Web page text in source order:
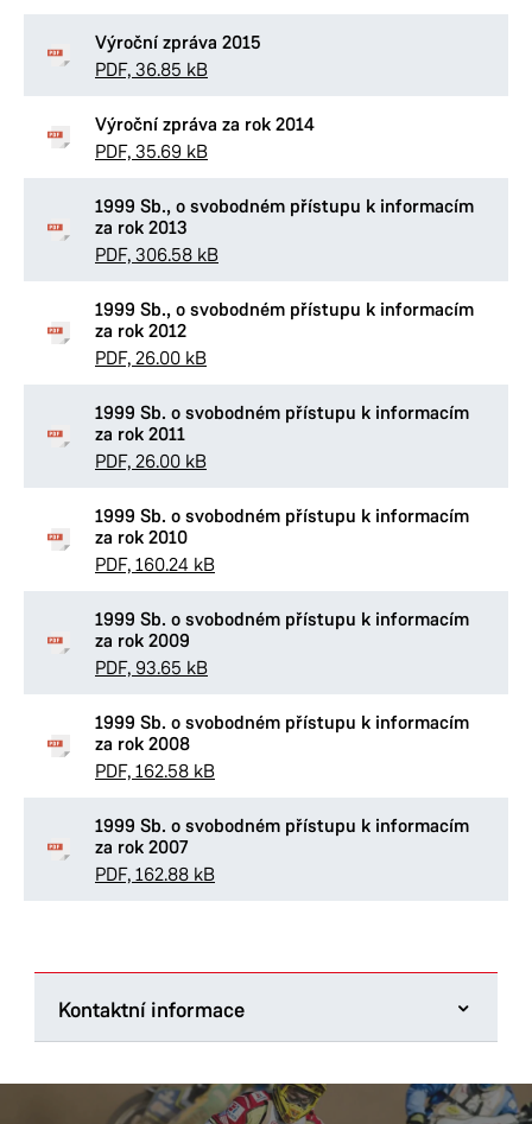
Výroční zpráva 2015
PDF, 36.85 kB
Výroční zpráva za rok 2014
PDF, 35.69 kB
1999 Sb., o svobodném přístupu k informacím
za rok 2013
PDF, 306.58 kB
1999 Sb., o svobodném přístupu k informacím
za rok 2012
PDF, 26.00 kB
1999 Sb. o svobodném přístupu k informacím
za rok 2011
PDF, 26.00 kB
1999 Sb. o svobodném přístupu k informacím
za rok 2010
PDF, 160.24 kB
1999 Sb. o svobodném přístupu k informacím
za rok 2009
PDF, 93.65 kB
1999 Sb. o svobodném přístupu k informacím
za rok 2008
PDF, 162.58 kB
1999 Sb. o svobodném přístupu k informacím
za rok 2007
PDF, 162.88 kB
Kontaktní informace
U Divadla 828